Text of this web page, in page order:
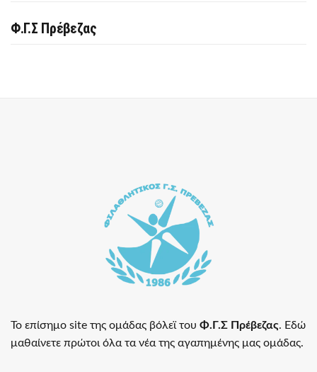
Φ.Γ.Σ Πρέβεζας
Το επίσημο site της ομάδας βόλεϊ του Φ.Γ.Σ Πρέβεζας. Εδώ
μαθαίνετε πρώτοι όλα τα νέα της αγαπημένης μας ομάδας.